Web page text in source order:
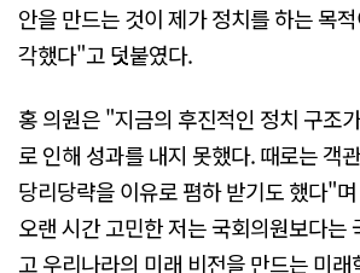
안을 만드는 것이 제가 정치를 하는 목
각했다"고 덧붙였다.
홍 의원은 "지금의 후진적인 정치 구조
로 인해 성과를 내지 못했다. 때로는 객
당리당략을 이유로 폄하 받기도 했다"
오랜 시간 고민한 저는 국회의원보다는
고 우리나라의 미래 비전을 만드는 미